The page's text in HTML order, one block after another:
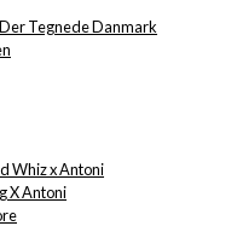
Tegnede Danmark
Whiz x Antoni
X Antoni